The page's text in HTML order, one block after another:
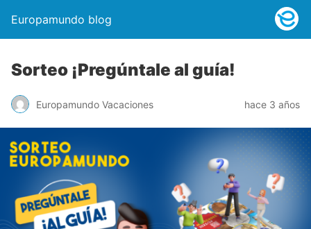
Europamundo blog
Sorteo ¡Pregúntale al guía!
Europamundo Vacaciones hace 3 años